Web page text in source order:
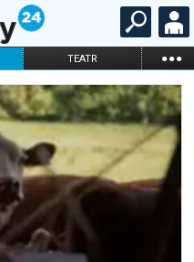
TEATR ...
STAND-UP
KARNETY